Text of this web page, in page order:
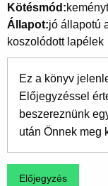
Kötésmód
Állapot jó állapotú
koszolódott lapélek
Ez a könyv
Előjegyzéssel
beszereznünk
után Önnek meg